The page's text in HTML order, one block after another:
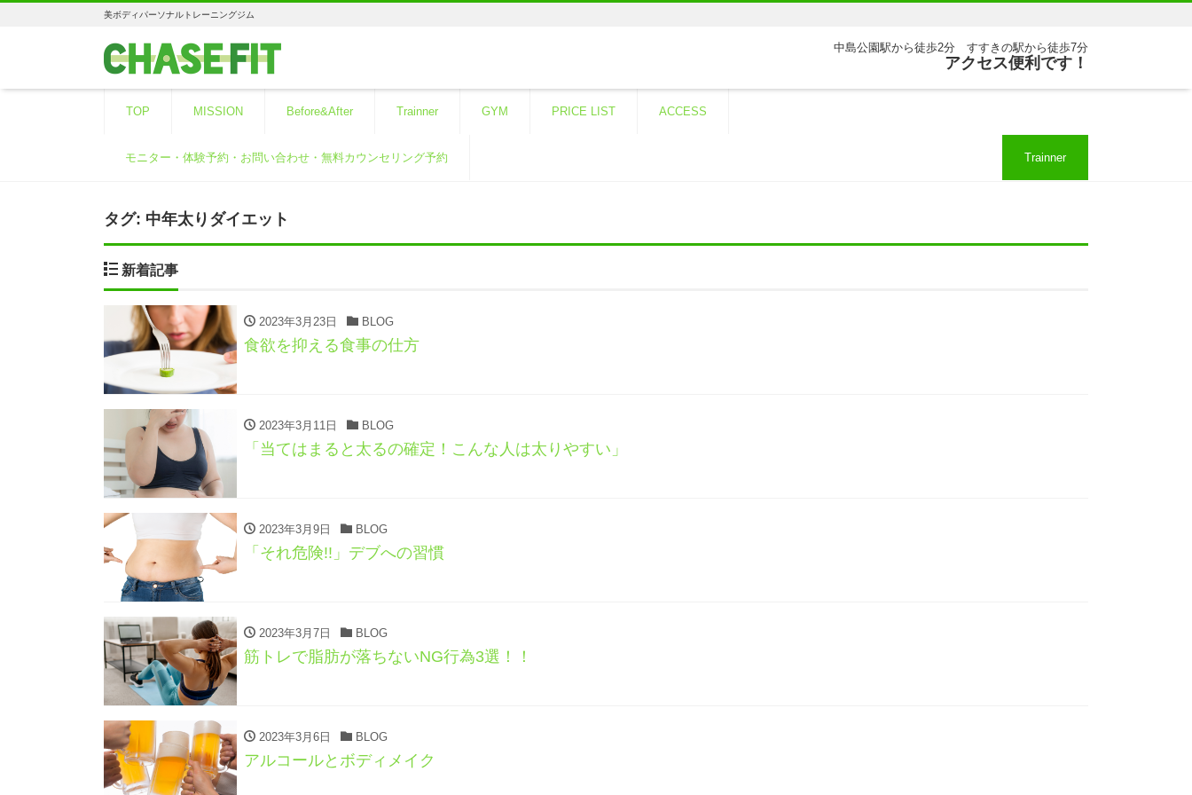
美ボディパーソナルトレーニングジム
中島公園駅から徒歩2分 すすきの駅から徒歩7分
アクセス便利です！
TOP MISSION Before&After Trainner GYM PRICE LIST ACCESS
モニター・体験予約・お問い合わせ・無料カウンセリング予約 Trainner
タグ: 中年太りダイエット
新着記事
2023年3月23日 BLOG
食欲を抑える食事の仕方
2023年3月11日 BLOG
「当てはまると太るの確定！こんな人は太りやすい」
2023年3月9日 BLOG
「それ危険!!」デブへの習慣
2023年3月7日 BLOG
筋トレで脂肪が落ちないNG行為3選！！
2023年3月6日 BLOG
アルコールとボディメイク